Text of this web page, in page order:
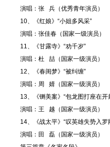
演唱：张 兵（优秀青年演员）
10、《红娘》“小姐多风采”
演唱：张佳春（国家一级演员）
11、《甘露寺》“劝千岁”
演唱：杜 喆（国家一级演员）
12、《春闺梦》“被纠缠”
演唱：周 婧（国家一级演员）
13、《铡美案》“包龙图打座在开
演唱：王 越（国家一级演员）
14、《战太平》“叹英雄失势入罗
演唱：田 磊（国家一级演员）